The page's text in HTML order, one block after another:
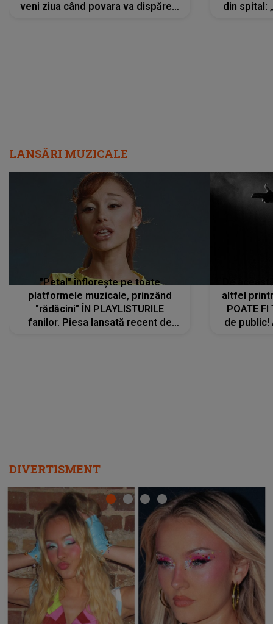
veni ziua când povara va dispărea,
din spital:
LANSĂRI MUZICALE
"Petal" înflorește pe toate
platformele muzicale, prinzând
"rădăcini" ÎN PLAYLISTURILE
fanilor. Piesa lansată recent de
altfel
POATE FI
de public!
DIVERTISMENT